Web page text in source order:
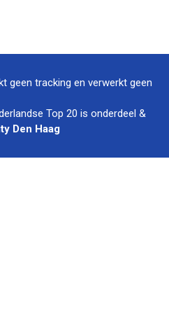
geen tracking en verwerkt geen
Top 20 is onderdeel &
Den Haag